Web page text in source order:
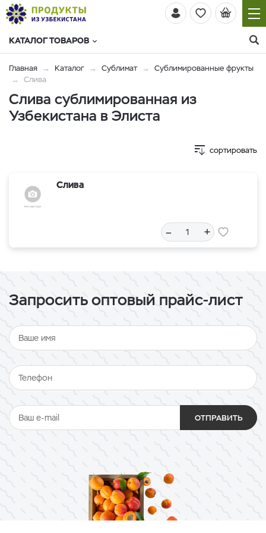
КАТАЛОГ ТОВАРОВ
Главная Каталог Сублимат
Сублимированные фрукты
Слива
Слива сублимированная из
Узбекистана в Элиста
сортировать
Слива
– +
Запросить оптовый прайс-лист
ОТПРАВИТЬ